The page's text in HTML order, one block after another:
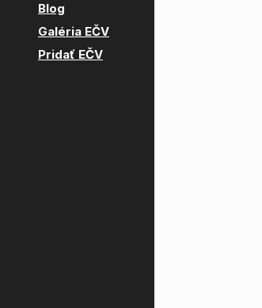
Blog
Galéria EČV
Pridať EČV